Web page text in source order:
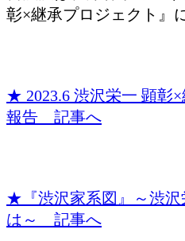
彰×継承プロジェクト』
★ 2023.6 渋沢栄一 顕彰
報告 記事へ
★『渋沢家系図』～渋沢
は～ 記事へ